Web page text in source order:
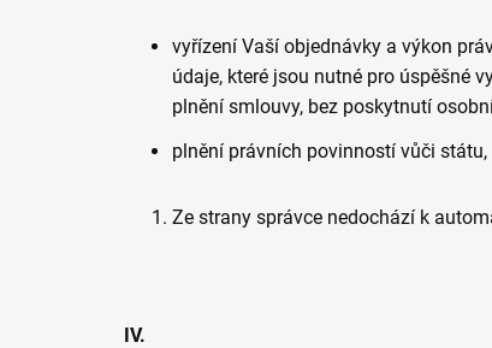
vyřízení Vaší objednávky a výkon
údaje, které jsou nutné pro úspěšné
plnění smlouvy, bez poskytnutí
plnění právních povinností vůči státu,
Ze strany správce nedochází k
IV.